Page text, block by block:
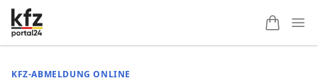
KFZ-ABMELDUNG ONLINE